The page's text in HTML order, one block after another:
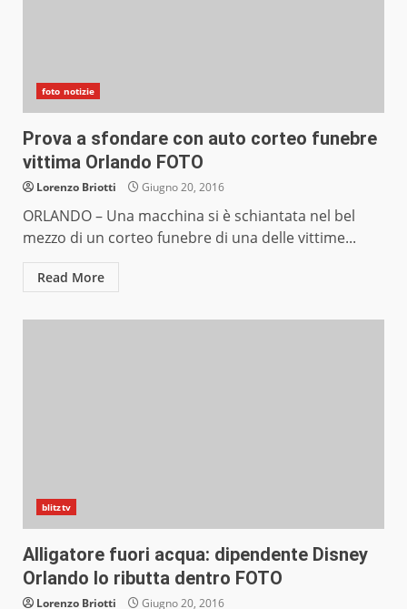
foto notizie
Prova a sfondare con auto corteo funebre
vittima Orlando FOTO
Lorenzo Briotti Giugno 20, 2016
ORLANDO – Una macchina si è schiantata nel bel
mezzo di un corteo funebre di una delle vittime...
Read More
blitztv
Alligatore fuori acqua: dipendente Disney
Orlando lo ributta dentro FOTO
Lorenzo Briotti Giugno 20, 2016